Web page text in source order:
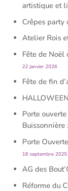
artistique et
Crêpes party
Atelier Rois
Fête de Noël
22 janvier 2026
Fête de fin
Porte
Buissonnière
Porte
18 septembre 2025
AG des
Réforme du